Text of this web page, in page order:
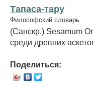
Тапаса-тару
Философский словарь
(Санскр.) Sesamum
среди древних
Поделиться: